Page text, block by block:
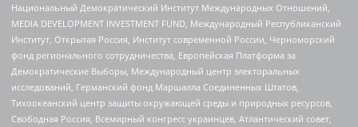
Национальный Демократический Институт Международных Отношений,
MEDIA DEVELOPMENT INVESTMENT FUND, Международный Республиканский
Институт, Открытая Россия, Институт современной России, Черноморский
фонд регионального сотрудничества, Европейская Платформа за
Демократические Выборы, Международный центр электоральных
исследований, Германский фонд Маршалла Соединенных Штатов,
Тихоокеанский центр защиты окружающей среды и природных ресурсов,
Свободная Россия, Всемирный конгресс украинцев, Атлантический совет,